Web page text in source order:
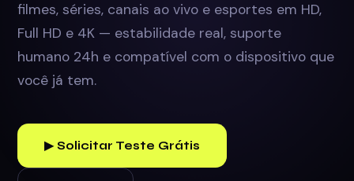
filmes, séries, canais ao vivo e esportes em HD,
Full HD e 4K — estabilidade real, suporte
humano 24h e compatível com o dispositivo que
você já tem.
▶ Solicitar Teste Grátis